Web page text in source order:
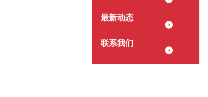
最新动态
联系我们